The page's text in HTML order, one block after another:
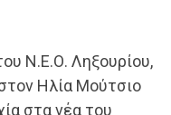
Ν.Ε.Ο. Ληξουρίου,
Ηλία Μούτσιο
στα νέα του